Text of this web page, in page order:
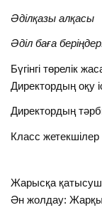
Әділқазы алқасы
Әділ баға
Бүгінгі төрелік
Директордың оқу
Директордың
Класс жетекшілер
Жарысқа
Ән жолдау: